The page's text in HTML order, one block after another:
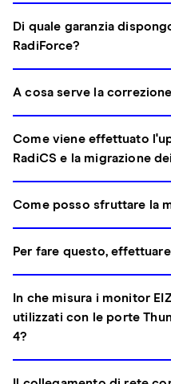
Di quale garanzia
RadiForce?
A cosa serve la
Come viene effettuato
RadiCS e la migrazione
Come posso sfruttare la
Per fare questo,
In che misura i monitor
utilizzati con le porte
4?